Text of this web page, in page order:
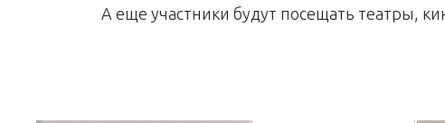
А еще участники будут посещать театры,